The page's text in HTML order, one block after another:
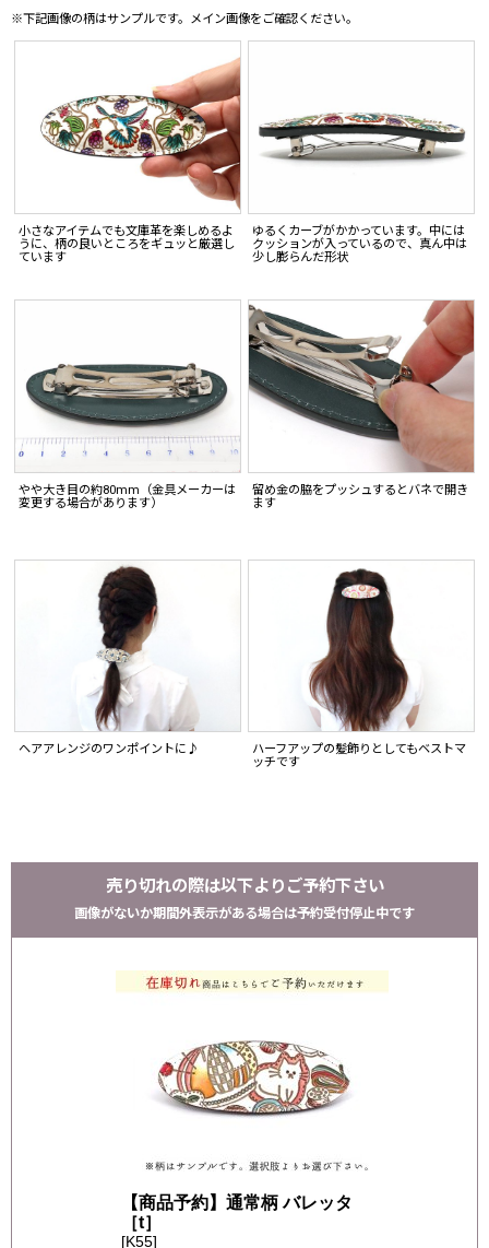
※下記画像の柄はサンプルです。メイン画像をご確認ください。
小さなアイテムでも文庫革を楽しめるよ
うに、柄の良いところをギュッと厳選し
ています
ゆるくカーブがかかっています。中には
クッションが入っているので、真ん中は
少し膨らんだ形状
やや大き目の約80mm（金具メーカーは
変更する場合があります）
留め金の脇をプッシュするとバネで開き
ます
ヘアアレンジのワンポイントに♪
ハーフアップの髪飾りとしてもベストマ
ッチです
売り切れの際は以下よりご予約下さい
画像がないか期間外表示がある場合は予約受付停止中です